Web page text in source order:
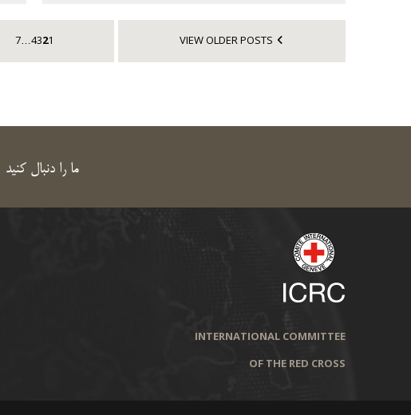
VIEW OLDER POSTS
1
2
3
4
…
7
ما را دنبال کنید
INTERNATIONAL COMMITTEE
OF THE RED CROSS